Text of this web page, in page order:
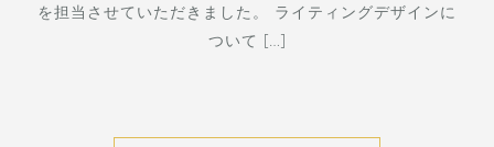
を担当させていただきました。 ライティングデザインに
ついて […]